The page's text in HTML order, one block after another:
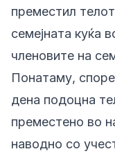
преместил
семејната куќа
членовите на
Понатаму,
дена подоцна
преместено во
наводно со